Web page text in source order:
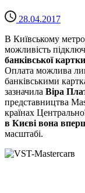
28.04.2017
В Київському
можливість
банківської
Оплата можлива
банківськими
зазначила Віра
представництва
країнах
в Києві вона
масштабі.